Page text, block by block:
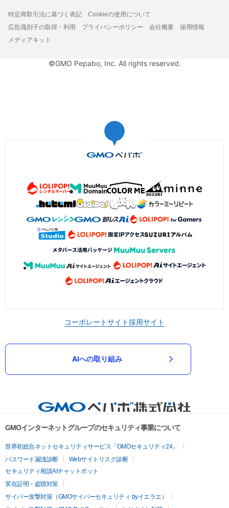
特定商取引法に基づく表記
Cookieの使用について
広告識別子の取得・利用
プライバシーポリシー 会社概要
採用情報
メディアキット
©GMO Pepabo, Inc. All rights reserved.
コーポレートサイト採用サイト
AIへの取り組み
GMOインターネットグループのセキュリティ事業について
世界初総合ネットセキュリティサービス「GMOセキュリティ24」
パスワード漏洩診断
Webサイトリスク診断
セキュリティ相談AIチャットボット
実在証明・盗聴対策
サイバー攻撃対策（GMOサイバーセキュリティ byイエラエ）